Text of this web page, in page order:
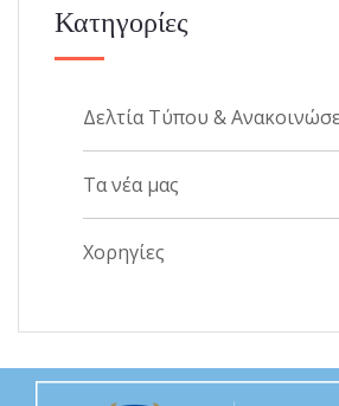
Κατηγορίες
Δελτία Τύπου &
Τα νέα μας
Χορηγίες